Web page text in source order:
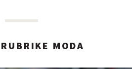
MODA